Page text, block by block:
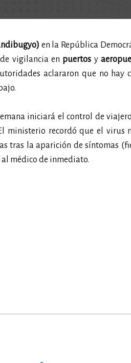
en la República
vigilancia en puertos y
aclararon que no hay
iniciará el control de
ministerio recordó que el virus
tras la aparición de síntomas
médico de inmediato.